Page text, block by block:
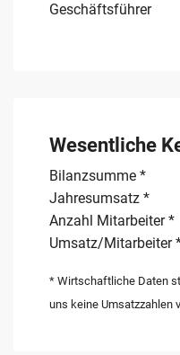
Geschäftsführer
Wesentliche
Bilanzsumme *
Jahresumsatz *
Anzahl Mitarbeiter *
Umsatz/Mitarbeiter
* Wirtschaftliche Daten
uns keine Umsatzzahlen